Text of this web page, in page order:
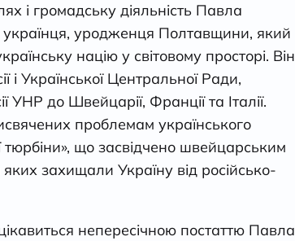
і громадську діяльність Павла
уродженця Полтавщини, який
націю у світовому просторі. Він
Української Центральної Ради,
УНР до Швейцарії, Франції та Італії.
проблемам українського
що засвідчено швейцарським
захищали Україну від російсько-
непересічною постаттю Павла